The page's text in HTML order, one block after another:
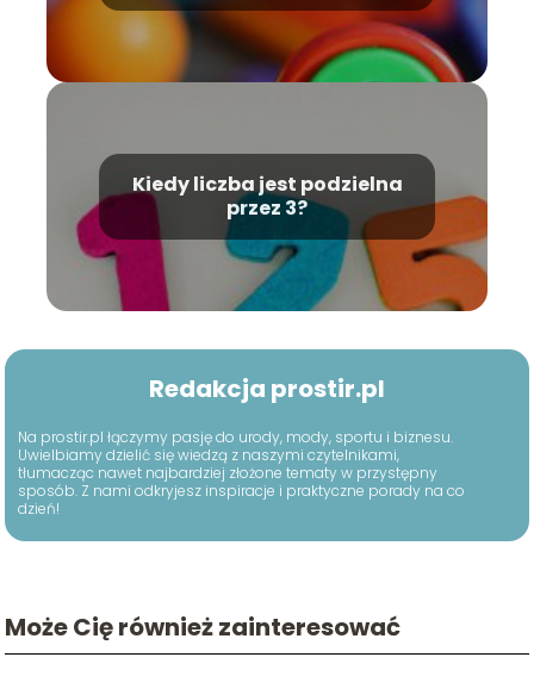
Kiedy liczba jest podzielna
przez 3?
Redakcja prostir.pl
Na prostir.pl łączymy pasję do urody, mody, sportu i biznesu.
Uwielbiamy dzielić się wiedzą z naszymi czytelnikami,
tłumacząc nawet najbardziej złożone tematy w przystępny
sposób. Z nami odkryjesz inspiracje i praktyczne porady na co
dzień!
Może Cię również zainteresować